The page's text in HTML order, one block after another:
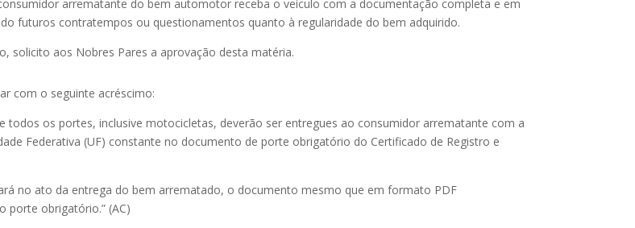
arrematante do bem automotor receba o veículo com a documentação completa e em
futuros contratempos ou questionamentos quanto à regularidade do bem adquirido.
solicito aos Nobres Pares a aprovação desta matéria.
com o seguinte acréscimo:
todos os portes, inclusive motocicletas, deverão ser entregues ao consumidor arrematante com a
Federativa (UF) constante no documento de porte obrigatório do Certificado de Registro e
no ato da entrega do bem arrematado, o documento mesmo que em formato PDF
porte obrigatório.” (AC)